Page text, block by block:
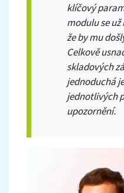
klíčový
modulu se
že by mu
Celkově
skladových
jednoduchá
jednotlivých
upozornění.